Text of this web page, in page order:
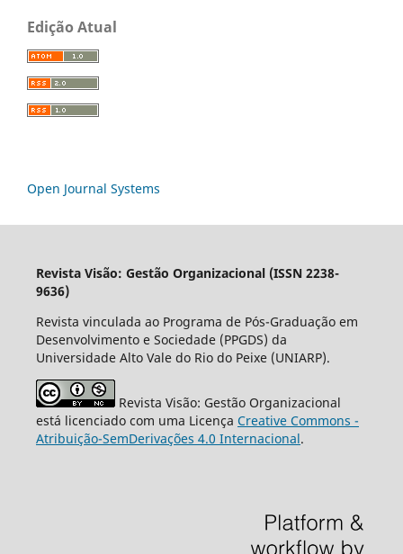
Edição Atual
Open Journal Systems
Revista Visão: Gestão Organizacional (ISSN 2238-
9636)
Revista vinculada ao Programa de Pós-Graduação em
Desenvolvimento e Sociedade (PPGDS) da
Universidade Alto Vale do Rio do Peixe (UNIARP).
Revista Visão: Gestão Organizacional
está licenciado com uma Licença Creative Commons -
Atribuição-SemDerivações 4.0 Internacional.